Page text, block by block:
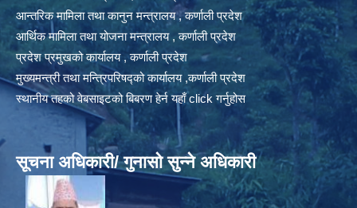
आन्तरिक मामिला तथा कानुन मन्त्रालय , कर्णाली प्रदेश
आर्थिक मामिला तथा योजना मन्त्रालय , कर्णाली प्रदेश
प्रदेश प्रमुखको कार्यालय , कर्णाली प्रदेश
मुख्यमन्त्री तथा मन्त्रिपरिषद्को कार्यालय ,कर्णाली प्रदेश
स्थानीय तहको वेबसाइटको बिबरण हेर्न यहाँ click गर्नुहोस
सूचना अधिकारी/ गुनासो सुन्ने अधिकारी